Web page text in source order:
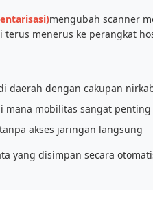
mengubah scanner
terus menerus ke perangkat
daerah dengan cakupan
mana mobilitas sangat penting
akses jaringan langsung
yang disimpan secara